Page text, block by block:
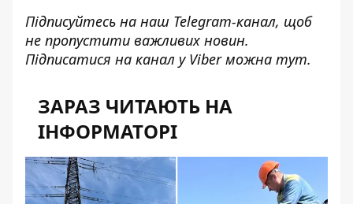
Підписуйтесь на наш Telegram-канал, щоб
не пропустити важливих новин.
Підписатися на канал у Viber можна тут.
ЗАРАЗ ЧИТАЮТЬ НА
ІНФОРМАТОРІ